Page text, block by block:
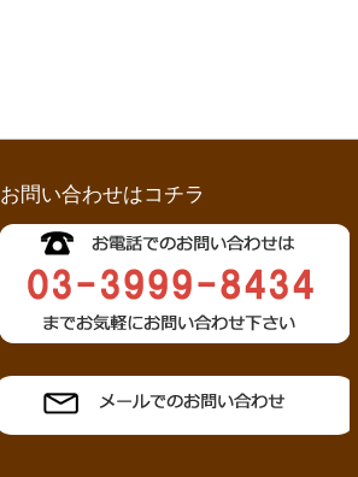
お問い合わせはコチラ